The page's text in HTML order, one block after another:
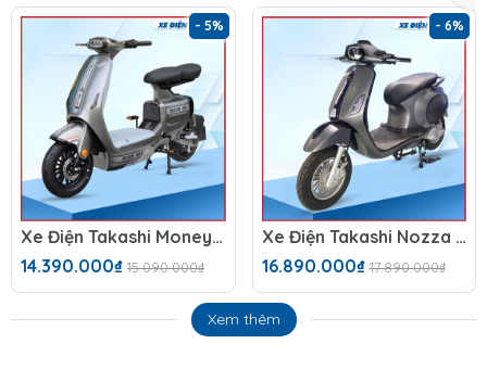
- 5%
Xe Điện Takashi Money (60V-23Ah) 5 Bình
14.390.000₫ 15.090.000₫
- 6%
Xe Điện Takashi Nozza S 2025 Đèn Vuông
16.890.000₫ 17.890.000₫
Xem thêm